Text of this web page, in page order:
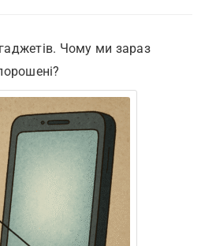
Чому ми зараз